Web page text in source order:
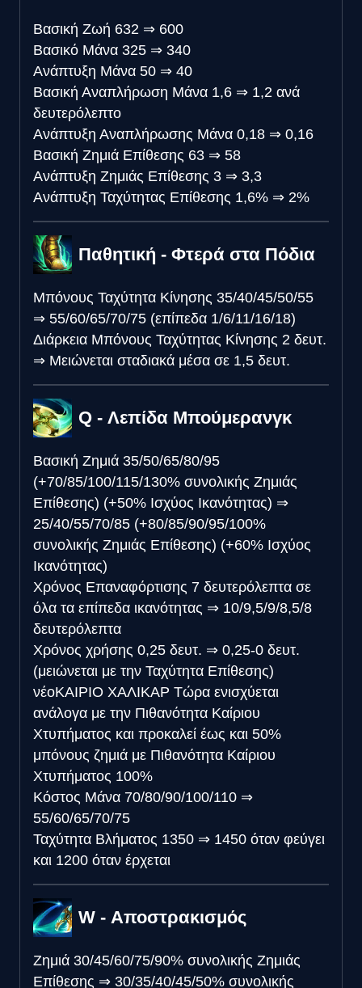
Βασική Ζωή 632 ⇒ 600
Βασικό Μάνα 325 ⇒ 340
Ανάπτυξη Μάνα 50 ⇒ 40
Βασική Αναπλήρωση Μάνα 1,6 ⇒ 1,2 ανά
δευτερόλεπτο
Ανάπτυξη Αναπλήρωσης Μάνα 0,18 ⇒ 0,16
Βασική Ζημιά Επίθεσης 63 ⇒ 58
Ανάπτυξη Ζημιάς Επίθεσης 3 ⇒ 3,3
Ανάπτυξη Ταχύτητας Επίθεσης 1,6% ⇒ 2%
Παθητική - Φτερά στα Πόδια
Μπόνους Ταχύτητα Κίνησης 35/40/45/50/55
⇒ 55/60/65/70/75 (επίπεδα 1/6/11/16/18)
Διάρκεια Μπόνους Ταχύτητας Κίνησης 2 δευτ.
⇒ Μειώνεται σταδιακά μέσα σε 1,5 δευτ.
Q - Λεπίδα Μπούμερανγκ
Βασική Ζημιά 35/50/65/80/95
(+70/85/100/115/130% συνολικής Ζημιάς
Επίθεσης) (+50% Ισχύος Ικανότητας) ⇒
25/40/55/70/85 (+80/85/90/95/100%
συνολικής Ζημιάς Επίθεσης) (+60% Ισχύος
Ικανότητας)
Χρόνος Επαναφόρτισης 7 δευτερόλεπτα σε
όλα τα επίπεδα ικανότητας ⇒ 10/9,5/9/8,5/8
δευτερόλεπτα
Χρόνος χρήσης 0,25 δευτ. ⇒ 0,25-0 δευτ.
(μειώνεται με την Ταχύτητα Επίθεσης)
νέοΚΑΙΡΙΟ ΧΑΛΙΚΑΡ Τώρα ενισχύεται
ανάλογα με την Πιθανότητα Καίριου
Χτυπήματος και προκαλεί έως και 50%
μπόνους ζημιά με Πιθανότητα Καίριου
Χτυπήματος 100%
Κόστος Μάνα 70/80/90/100/110 ⇒
55/60/65/70/75
Ταχύτητα Βλήματος 1350 ⇒ 1450 όταν φεύγει
και 1200 όταν έρχεται
W - Αποστρακισμός
Ζημιά 30/45/60/75/90% συνολικής Ζημιάς
Επίθεσης ⇒ 30/35/40/45/50% συνολικής